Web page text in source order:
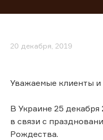
20 декабря, 2019
Уважаемые клиенты и
В Украине 25
в связи с
Рождества.